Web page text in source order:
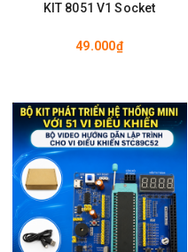
KIT 8051 V1 Socket
49.000₫